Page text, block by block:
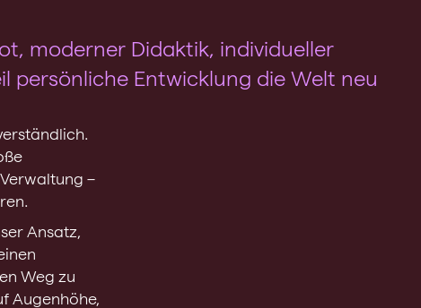
moderner Didaktik, individueller
persönliche Entwicklung die Welt neu
–
Ansatz,
Weg zu
Augenhöhe,